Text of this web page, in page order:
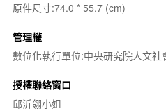
原件尺寸:74.0 * 55.7 (cm)
管理權
數位化執行單位:中央研究院人文社
授權聯絡窗口
邱沂翎小姐